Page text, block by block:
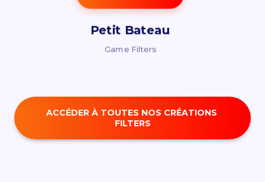
Petit Bateau
Game Filters
ACCÉDER À TOUTES NOS CRÉATIONS
FILTERS